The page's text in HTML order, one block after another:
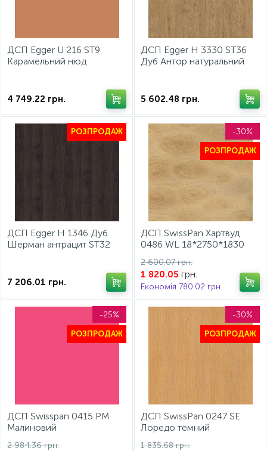
ДСП Egger U 216 ST9
Карамельний нюд
4 749.22 грн.
ДСП Egger H 3330 ST36
Дуб Антор натуральний
5 602.48 грн.
РОЗПРОДАЖ
ДСП Egger H 1346 Дуб
Шерман антрацит ST32
7 206.01 грн.
-30%
РОЗПРОДАЖ
ДСП SwissPan Хартвуд
0486 WL 18*2750*1830
1 820.05 грн.
2 600.07 грн.
Економія 780.02 грн.
-25%
РОЗПРОДАЖ
ДСП Swisspan 0415 PM
Малиновий
2 984.36 грн.
-30%
РОЗПРОДАЖ
ДСП SwissPan 0247 SE
Лоредо темний
1 835.68 грн.